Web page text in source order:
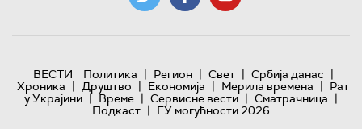
ВЕСТИ Политика | Регион | Свет | Србија данас |
Хроника | Друштво | Економија | Мерила времена | Рат
у Украјини | Време | Сервисне вести | Сматрачница |
Подкаст | ЕУ могућности 2026